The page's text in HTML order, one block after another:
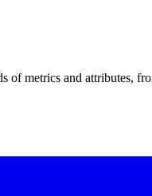
metrics and attributes,